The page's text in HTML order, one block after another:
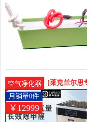
空气净化器
[莱克兰尔思
净空气量空
￥12999
月销量0件